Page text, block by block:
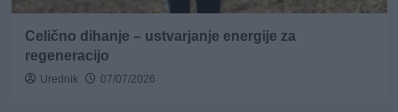
Celično dihanje – ustvarjanje energije za
regeneracijo
Urednik 07/07/2026